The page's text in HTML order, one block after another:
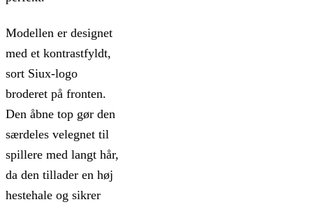
Modellen er designet
med et kontrastfyldt,
sort Siux-logo
broderet på fronten.
Den åbne top gør den
særdeles velegnet til
spillere med langt hår,
da den tillader en høj
hestehale og sikrer